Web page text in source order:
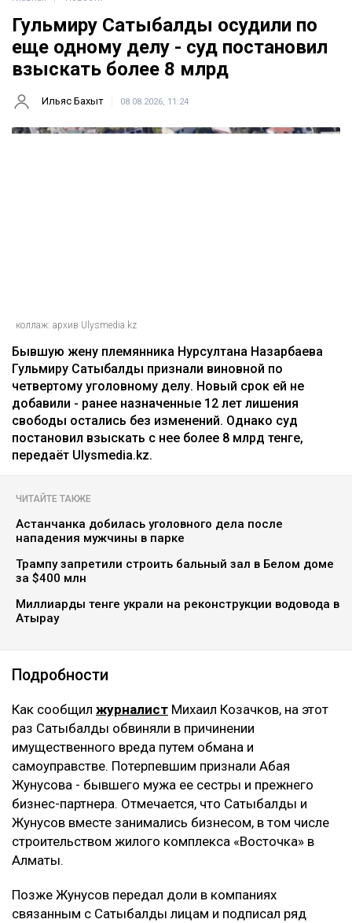
Гульмиру Сатыбалды осудили по
еще одному делу - суд постановил
взыскать более 8 млрд
Ильяс Бахыт 08.08.2026, 11:24
коллаж: архив Ulysmedia.kz
Бывшую жену племянника Нурсултана Назарбаева
Гульмиру Сатыбалды признали виновной по
четвертому уголовному делу. Новый срок ей не
добавили - ранее назначенные 12 лет лишения
свободы остались без изменений. Однако суд
постановил взыскать с нее более 8 млрд тенге,
передаёт Ulysmedia.kz.
ЧИТАЙТЕ ТАКЖЕ
Астанчанка добилась уголовного дела после
нападения мужчины в парке
Трампу запретили строить бальный зал в Белом доме
за $400 млн
Миллиарды тенге украли на реконструкции водовода в
Атырау
Подробности
Как сообщил журналист Михаил Козачков, на этот
раз Сатыбалды обвиняли в причинении
имущественного вреда путем обмана и
самоуправстве. Потерпевшим признали Абая
Жунусова - бывшего мужа ее сестры и прежнего
бизнес-партнера. Отмечается, что Сатыбалды и
Жунусов вместе занимались бизнесом, в том числе
строительством жилого комплекса «Восточка» в
Алматы.
Позже Жунусов передал доли в компаниях
связанным с Сатыбалды лицам и подписал ряд